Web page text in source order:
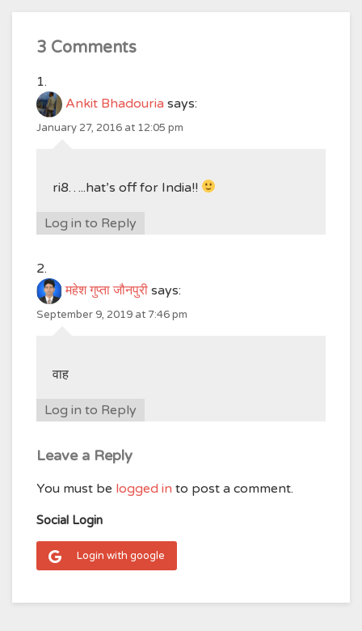
3 Comments
Ankit Bhadouria says:
January 27, 2016 at 12:05 pm
ri8…..hat’s off for India!!
Log in to Reply
महेश गुप्ता जौनपुरी says:
September 9, 2019 at 7:46 pm
वाह
Log in to Reply
Leave a Reply
You must be logged in to post a comment.
Social Login
Login with google